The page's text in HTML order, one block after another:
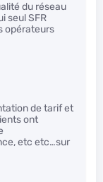
du réseau
seul SFR
opérateurs
de tarif et
ont
etc etc…sur